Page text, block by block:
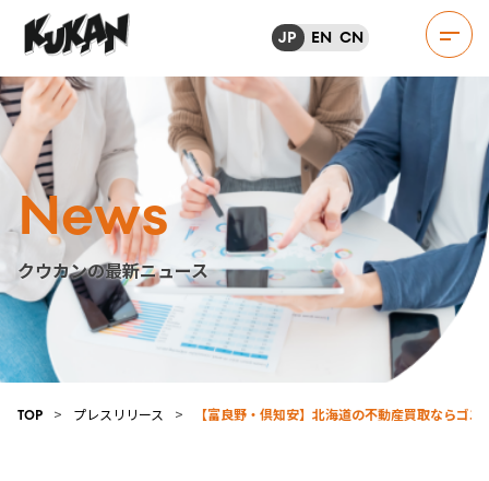
JP EN CN
News
クウカンの最新ニュース
TOP > プレスリリース > 【富良野・倶知安】北海道の不動産買取ならゴ